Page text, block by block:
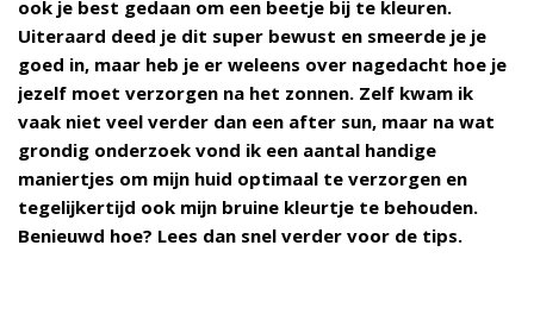
ook je best gedaan om een beetje bij te kleuren.
Uiteraard deed je dit super bewust en smeerde je je
goed in, maar heb je er weleens over nagedacht hoe je
jezelf moet verzorgen na het zonnen. Zelf kwam ik
vaak niet veel verder dan een after sun, maar na wat
grondig onderzoek vond ik een aantal handige
maniertjes om mijn huid optimaal te verzorgen en
tegelijkertijd ook mijn bruine kleurtje te behouden.
Benieuwd hoe? Lees dan snel verder voor de tips.